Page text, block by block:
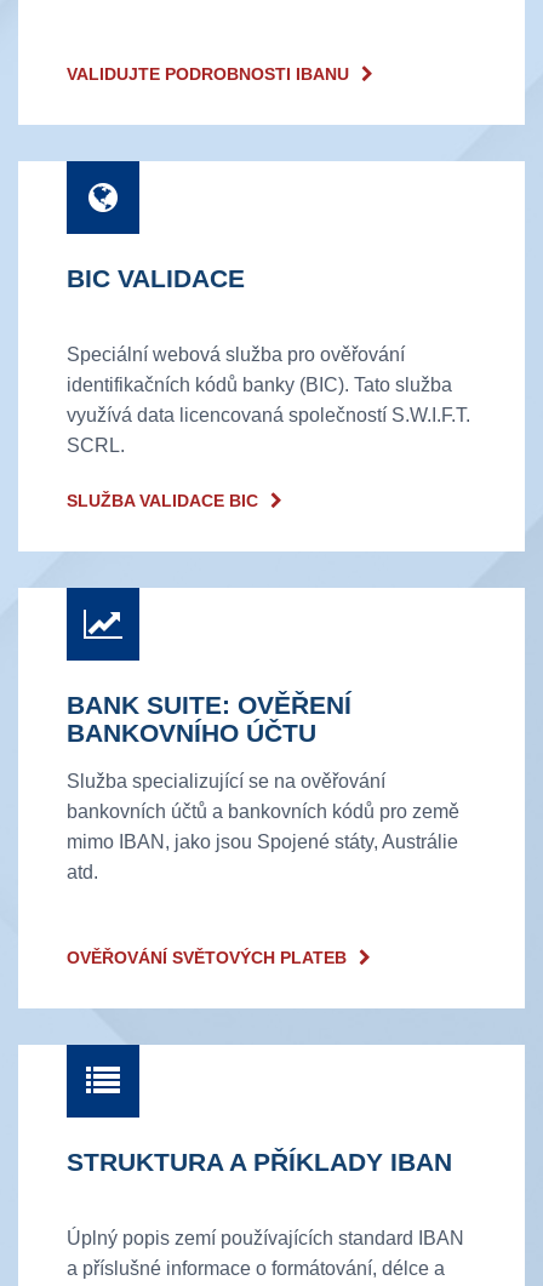
VALIDUJTE PODROBNOSTI IBANU
BIC VALIDACE
Speciální webová služba pro ověřování
identifikačních kódů banky (BIC). Tato služba
využívá data licencovaná společností S.W.I.F.T.
SCRL.
SLUŽBA VALIDACE BIC
BANK SUITE: OVĚŘENÍ
BANKOVNÍHO ÚČTU
Služba specializující se na ověřování
bankovních účtů a bankovních kódů pro země
mimo IBAN, jako jsou Spojené státy, Austrálie
atd.
OVĚŘOVÁNÍ SVĚTOVÝCH PLATEB
STRUKTURA A PŘÍKLADY IBAN
Úplný popis zemí používajících standard IBAN
a příslušné informace o formátování, délce a